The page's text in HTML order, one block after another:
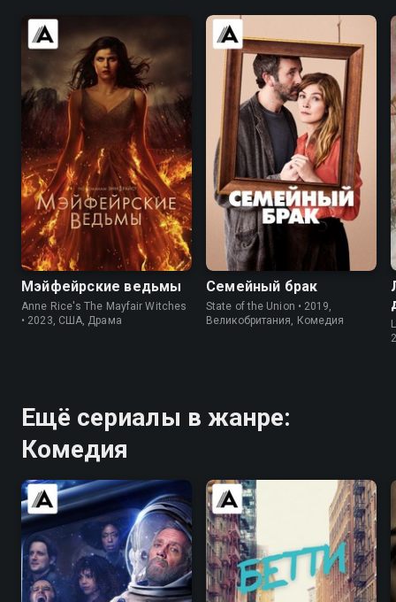
7.2 6.2
Мэйфейрские ведьмы
Anne Rice's The Mayfair Witches
• 2023, США, Драма
7.6 7.7
Семейный брак
State of the Union • 2019,
Великобритания, Комедия
Ещё сериалы в жанре:
Комедия